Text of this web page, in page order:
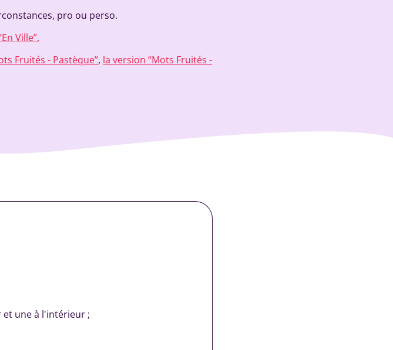
pro ou perso.
Ville”.
Fruités - Pastèque”, la version “Mots Fruités -
et une à l'intérieur ;